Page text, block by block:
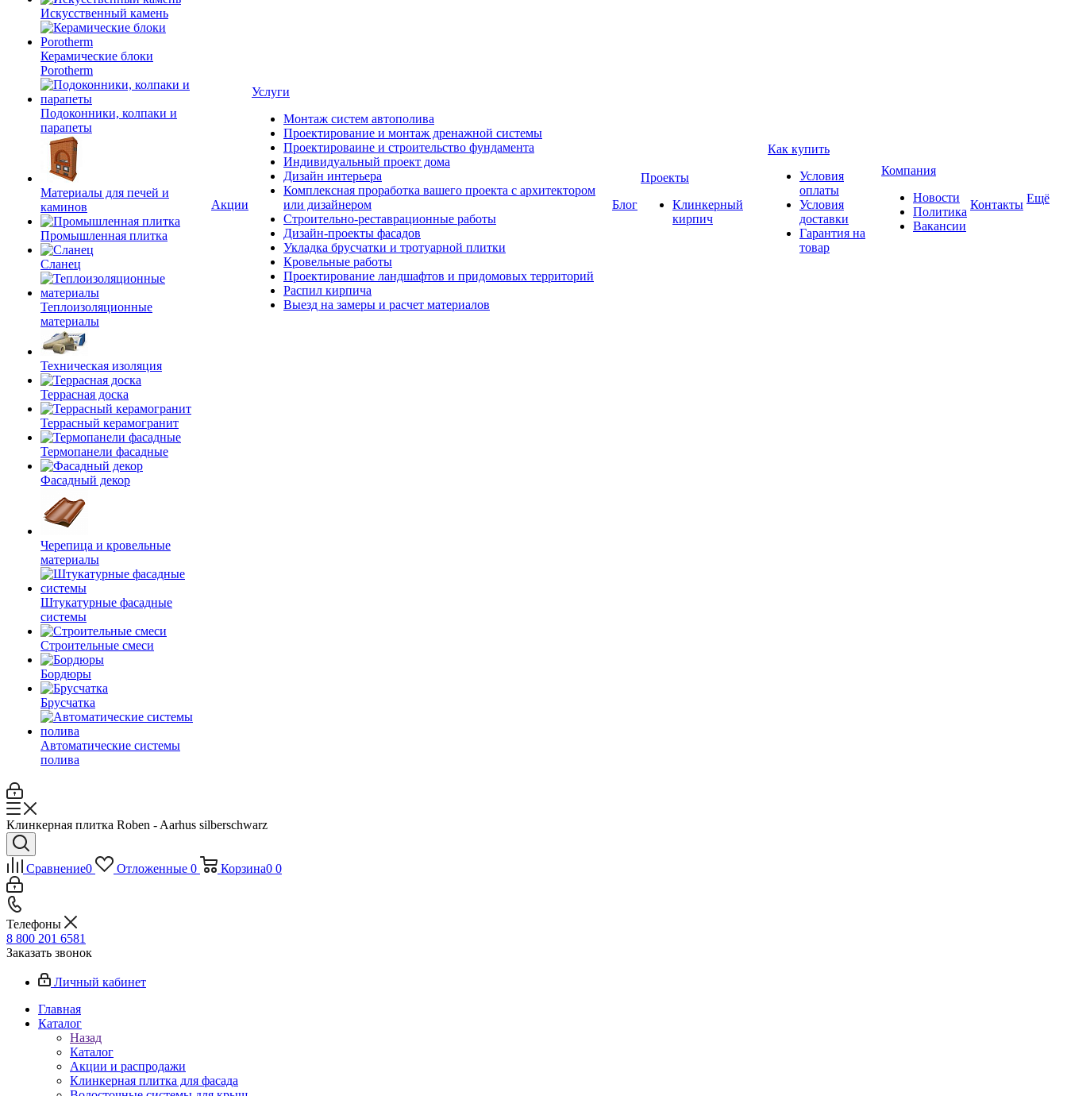
Искусственный камень
Керамические блоки
Porotherm
Подоконники, колпаки и
парапеты
Материалы для печей и
каминов
Промышленная плитка
Сланец
Теплоизоляционные
материалы
Техническая изоляция
Террасная доска
Террасный керамогранит
Термопанели фасадные
Фасадный декор
Черепица и кровельные
материалы
Штукатурные фасадные
системы
Строительные смеси
Бордюры
Брусчатка
Автоматические системы
полива
Акции
Услуги
Монтаж систем автополива
Проектирование и монтаж дренажной системы
Проектироваине и строительство фундамента
Индивидуальный проект дома
Дизайн интерьера
Комплексная проработка вашего проекта с архитектором
или дизайнером
Строительно-реставрационные работы
Дизайн-проекты фасадов
Укладка брусчатки и тротуарной плитки
Кровельные работы
Проектирование ландшафтов и придомовых территорий
Распил кирпича
Выезд на замеры и расчет материалов
Блог
Проекты
Клинкерный
кирпич
Как купить
Условия
оплаты
Условия
доставки
Гарантия на
товар
Компания
Новости
Политика
Вакансии
Контакты Ещё
Клинкерная плитка Roben - Aarhus silberschwarz
Сравнение0 Отложенные 0 Корзина0 0
Телефоны
8 800 201 6581
Заказать звонок
Личный кабинет
Главная
Каталог
Назад
Каталог
Акции и распродажи
Клинкерная плитка для фасада